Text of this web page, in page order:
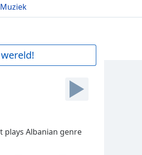
Muziek
plays Albanian genre